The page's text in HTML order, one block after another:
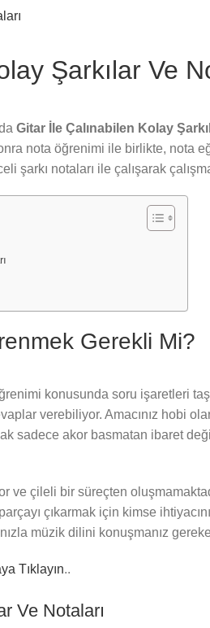
Şarkılar Ve
Gitar İle Çalınabilen Kolay
nota öğrenimi ile birlikte,
şarkı notaları ile çalışarak
Gerekli Mi?
konusunda soru işaretleri
verebiliyor. Amacınız hobi
sadece akor basmatan ibaret
ve çileli bir süreçten
çıkarmak için kimse
müzik dilini konuşmanız
Tıklayın..
Ve Notaları